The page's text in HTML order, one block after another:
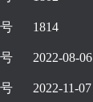
1814
2022-08-06
2022-11-07